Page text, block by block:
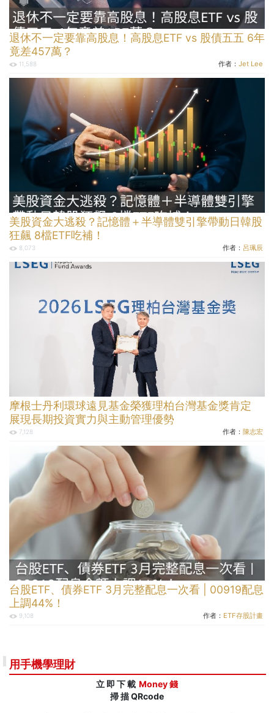
退休不一定要靠高股息！高股息ETF vs 股債五五 6年
竟差457萬？
11,588 作者： Jet Lee
美股資金大逃殺？記憶體＋半導體雙引擎帶動日韓股
狂飆 8檔ETF吃補！
8,073 作者： 呂珮辰
摩根士丹利環球遠見基金榮獲理柏台灣基金獎肯定
展現長期投資實力與主動管理優勢
7,128 作者： 陳志宏
台股ETF、債券ETF 3月完整配息一次看 | 00919配息
上調44%！
9,108 作者： ETF存股計畫
用手機學理財
立 即 下 載 Money 錢
掃 描 QRcode